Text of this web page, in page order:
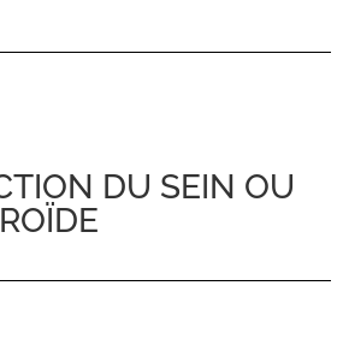
DU SEIN OU